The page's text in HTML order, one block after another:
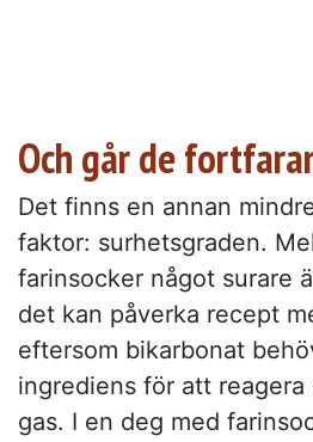
Och går de
Det finns en annan
faktor: surhetsgraden.
farinsocker något surare
det kan påverka recept
eftersom bikarbonat
ingrediens för att reagera
gas. I en deg med